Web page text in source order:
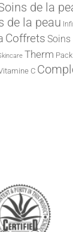
de la
de la peau
Coffrets Soins
Therm
C